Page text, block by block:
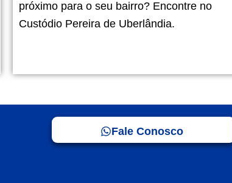
próximo para o seu bairro? Encontre no
Custódio Pereira de Uberlândia.
Fale Conosco